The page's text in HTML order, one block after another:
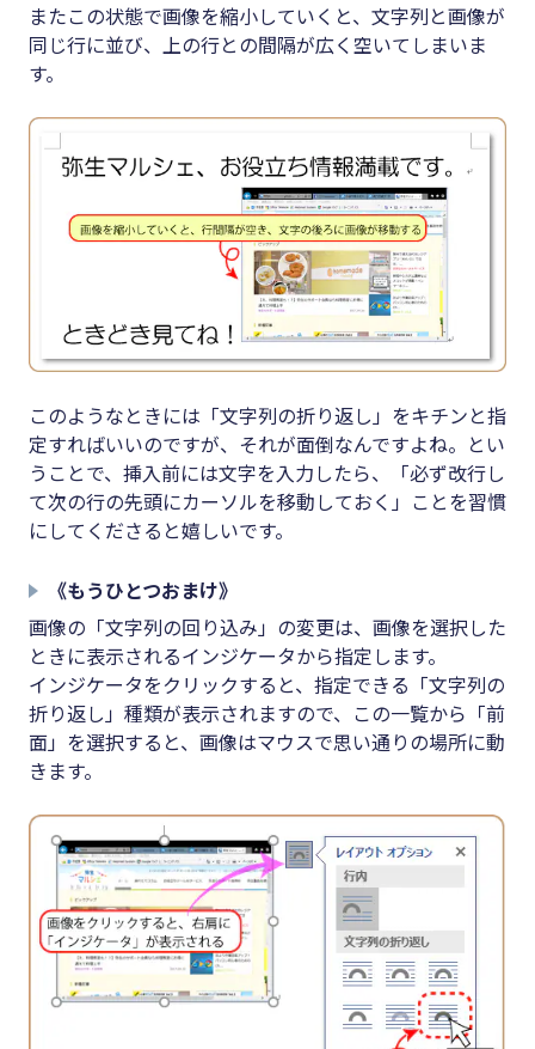
またこの状態で画像を縮小していくと、文字列と画像が
同じ行に並び、上の行との間隔が広く空いてしまいま
す。
このようなときには「文字列の折り返し」をキチンと指
定すればいいのですが、それが面倒なんですよね。とい
うことで、挿入前には文字を入力したら、「必ず改行し
て次の行の先頭にカーソルを移動しておく」ことを習慣
にしてくださると嬉しいです。
《もうひとつおまけ》
画像の「文字列の回り込み」の変更は、画像を選択した
ときに表示されるインジケータから指定します。
インジケータをクリックすると、指定できる「文字列の
折り返し」種類が表示されますので、この一覧から「前
面」を選択すると、画像はマウスで思い通りの場所に動
きます。